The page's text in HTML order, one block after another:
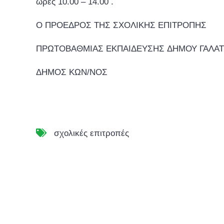
Ο ΠΡΟΕΔΡΟΣ ΤΗΣ ΣΧΟΛΙΚΗΣ ΕΠΙΤΡΟΠΗΣ
ΠΡΩΤΟΒΑΘΜΙΑΣ ΕΚΠΑΙΔΕΥΣΗΣ ΔΗΜΟΥ
ΔΗΜΟΣ ΚΩΝ/ΝΟΣ
σχολικές επιτροπές